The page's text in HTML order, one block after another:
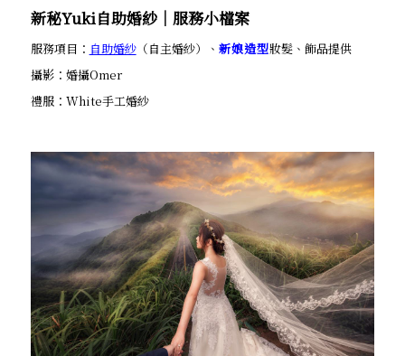
新秘Yuki自助婚紗│服務小檔案
服務項目： 自助婚紗（自主婚紗）、 新娘造型妝髮、飾品提供
攝影：婚攝Omer
禮服：White手工婚紗